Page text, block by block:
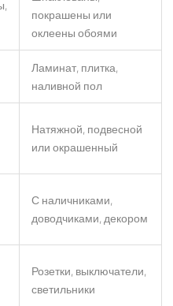
покрашены или
оклеены обоями
Ламинат, плитка,
наливной пол
Натяжной, подвесной
или окрашенный
С наличниками,
доводчиками, декором
Розетки, выключатели,
светильники